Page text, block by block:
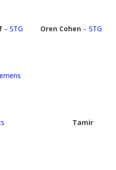
– STG Oren Cohen – STG
Tamir